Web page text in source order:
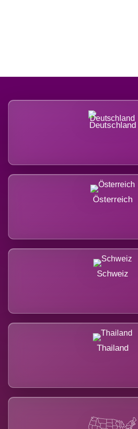
Deutschland
Österreich
Schweiz
Thailand